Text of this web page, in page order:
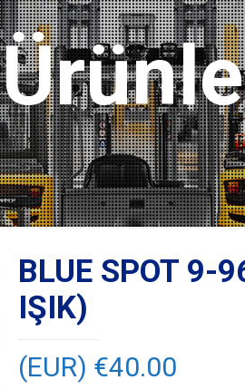
BLUE SPOT 9-
IŞIK)
(EUR) €40.00